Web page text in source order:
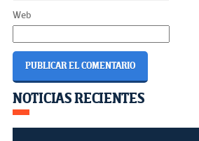
Web
Navegación
de
NOTICIAS RECIENTES